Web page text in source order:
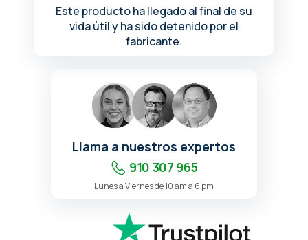
Este producto ha llegado al final de su
vida útil y ha sido detenido por el
fabricante.
Llama a nuestros expertos
910 307 965
Lunes a Viernes de 10 am a 6 pm